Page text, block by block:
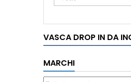
VASCA DROP IN DA
MARCHI